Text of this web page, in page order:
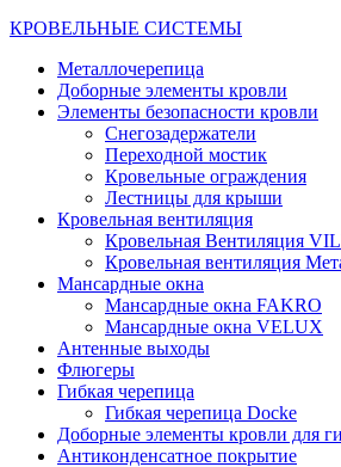
КРОВЕЛЬНЫЕ СИСТЕМЫ
Металлочерепица
Доборные элементы кровли
Элементы безопасности кровли
Снегозадержатели
Переходной мостик
Кровельные ограждения
Лестницы для крыши
Кровельная вентиляция
Кровельная Вентиляция
Кровельная вентиляция
Мансардные окна
Мансардные окна FAKRO
Мансардные окна VELUX
Антенные выходы
Флюгеры
Гибкая черепица
Гибкая черепица Docke
Доборные элементы кровли для
Антиконденсатное покрытие